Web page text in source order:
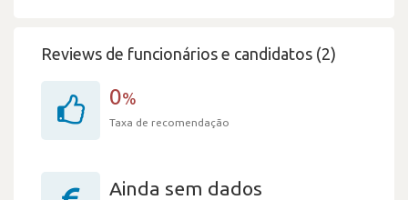
Reviews de funcionários e candidatos (2)
0%
Taxa de recomendação
Ainda sem dados